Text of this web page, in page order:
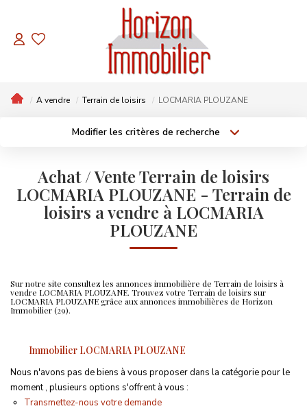
NOS BIENS
Appartements
A Vendre
2 Pièces
3 Pièces
4 Pièces
Maisons
Maison
À Bâtir
BIENS PAR THÈMES
Contemporain
Prix En Baisse
Exclusivités
ESTIMATION GRATUITE
A vendre Terrain de loisirs LOCMARIA PLOUZANE
Modifier les critères de recherche
Surface min Budget max
Plus de critères Créer une alerte
Achat / Vente Terrain de loisirs
LOCMARIA PLOUZANE - Terrain de
loisirs a vendre à LOCMARIA
PLOUZANE
Sur notre site consultez les annonces immobilière de Terrain de loisirs à
vendre LOCMARIA PLOUZANE. Trouvez votre Terrain de loisirs sur
LOCMARIA PLOUZANE grâce aux annonces immobilières de Horizon
Immobilier (29).
Immobilier LOCMARIA PLOUZANE
Nous n'avons pas de biens à vous proposer dans la catégorie pour le
moment , plusieurs options s'offrent à vous :
Transmettez-nous votre demande